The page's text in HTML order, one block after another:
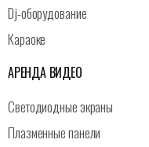
Dj-оборудование
Караоке
АРЕНДА ВИДЕО
Светодиодные экраны
Плазменные панели